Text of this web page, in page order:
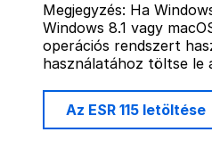
Megjegyzés: Ha
Windows 8.1 vagy
operációs rendszert
használatához töltse le
Az ESR 115 letöltése